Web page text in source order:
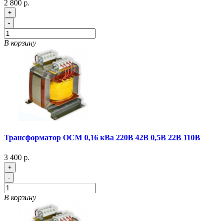
2 800 р.
+
-
В корзину
Трансформатор ОСМ 0,16 кВа 220В 42В 0,5В 22В 110В
3 400 р.
+
-
В корзину